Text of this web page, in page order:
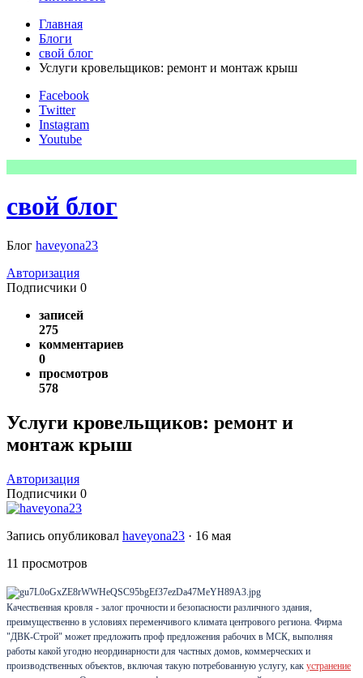
Главная
Блоги
свой блог
Услуги кровельщиков: ремонт и монтаж крыш
Facebook
Twitter
Instagram
Youtube
свой блог
Блог haveyona23
Авторизация
Подписчики 0
записей
275
комментариев
0
просмотров
578
Услуги кровельщиков: ремонт и
монтаж крыш
Авторизация
Подписчики 0
Запись опубликовал haveyona23 · 16 мая
11 просмотров
Качественная кровля - залог прочности и безопасности различного здания,
преимущественно в условиях переменчивого климата центрового региона. Фирма
"ДВК-Строй" может предложить проф предложения рабочих в МСК, выполняя
работы какой угодно неординарности для частных домов, коммерческих и
производственных объектов, включая такую потребованную услугу, как устранение